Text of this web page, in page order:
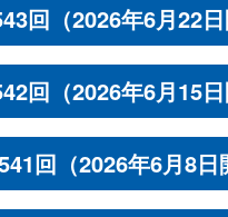
回（2026年6月22日
回（2026年6月15日
回（2026年6月8日